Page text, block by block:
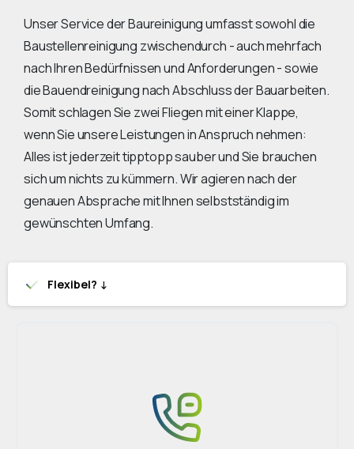
Unser Service der Baureinigung umfasst sowohl die
Baustellenreinigung zwischendurch - auch mehrfach
nach Ihren Bedürfnissen und Anforderungen - sowie
die Bauendreinigung nach Abschluss der Bauarbeiten.
Somit schlagen Sie zwei Fliegen mit einer Klappe,
wenn Sie unsere Leistungen in Anspruch nehmen:
Alles ist jederzeit tipptopp sauber und Sie brauchen
sich um nichts zu kümmern. Wir agieren nach der
genauen Absprache mit Ihnen selbstständig im
gewünschten Umfang.
Flexibel? ↓